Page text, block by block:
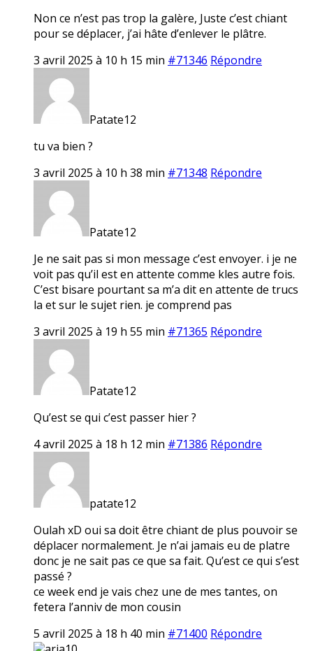
Non ce n’est pas trop la galère, Juste c’est chiant
pour se déplacer, j’ai hâte d’enlever le plâtre.
3 avril 2025 à 10 h 15 min #71346 Répondre
Patate12
tu va bien ?
3 avril 2025 à 10 h 38 min #71348 Répondre
Patate12
Je ne sait pas si mon message c’est envoyer. i je ne
voit pas qu’il est en attente comme kles autre fois.
C’est bisare pourtant sa m’a dit en attente de trucs
la et sur le sujet rien. je comprend pas
3 avril 2025 à 19 h 55 min #71365 Répondre
Patate12
Qu’est se qui c’est passer hier ?
4 avril 2025 à 18 h 12 min #71386 Répondre
patate12
Oulah xD oui sa doit être chiant de plus pouvoir se
déplacer normalement. Je n’ai jamais eu de platre
donc je ne sait pas ce que sa fait. Qu’est ce qui s’est
passé ?
ce week end je vais chez une de mes tantes, on
fetera l’anniv de mon cousin
5 avril 2025 à 18 h 40 min #71400 Répondre